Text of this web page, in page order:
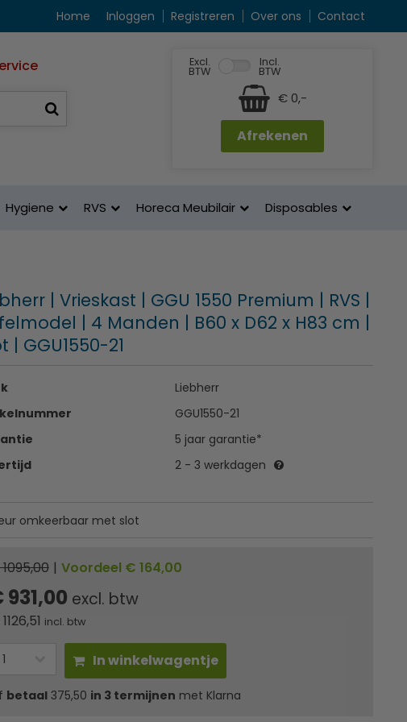
Home Inloggen Registreren Over ons Contact
Excl.
BTW
Incl.
BTW
€ 0,-
Afrekenen
Hygiene RVS Horeca Meubilair Disposables
| Vrieskast | GGU 1550 Premium | RVS |
| 4 Manden | B60 x D62 x H83 cm |
| GGU1550-21
Liebherr
GGU1550-21
5 jaar garantie*
2 - 3 werkdagen
omkeerbaar met slot
| Voordeel € 164,00
931,00 excl. btw
1126,51 incl. btw
In winkelwagentje
betaal375,50 in 3 termijnen met Klarna